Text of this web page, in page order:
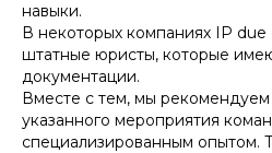
навыки.
В некоторых компаниях IP
штатные юристы, которые
документации.
Вместе с тем, мы
указанного мероприятия
специализированным опытом.